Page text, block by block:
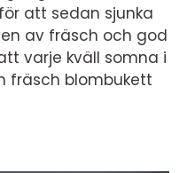
att sedan sjunka
av fräsch och god
varje kväll somna i
fräsch blombukett